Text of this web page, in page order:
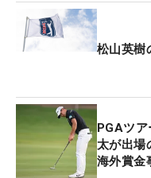
松山英樹
PGAツ
太が出
海外賞金